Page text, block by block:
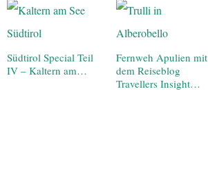
Südtirol Special Teil
IV – Kaltern am…
Fernweh Apulien mit
dem Reiseblog
Travellers Insight…